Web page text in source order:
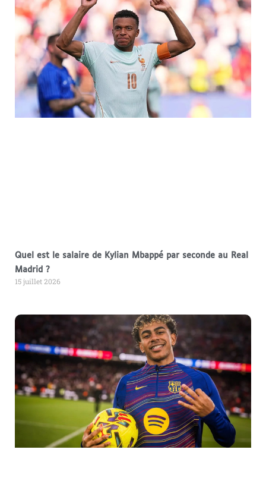
Quel est le salaire de Kylian Mbappé par seconde au Real
Madrid ?
15 juillet 2026